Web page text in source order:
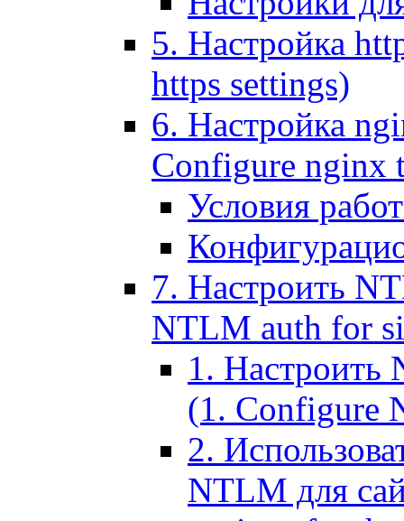
5. Настройка
https settings)
6. Настройка
Configure nginx
Условия
7. Настроить
NTLM auth for
1. Настроить
(1. Configure
2.
NTLM для